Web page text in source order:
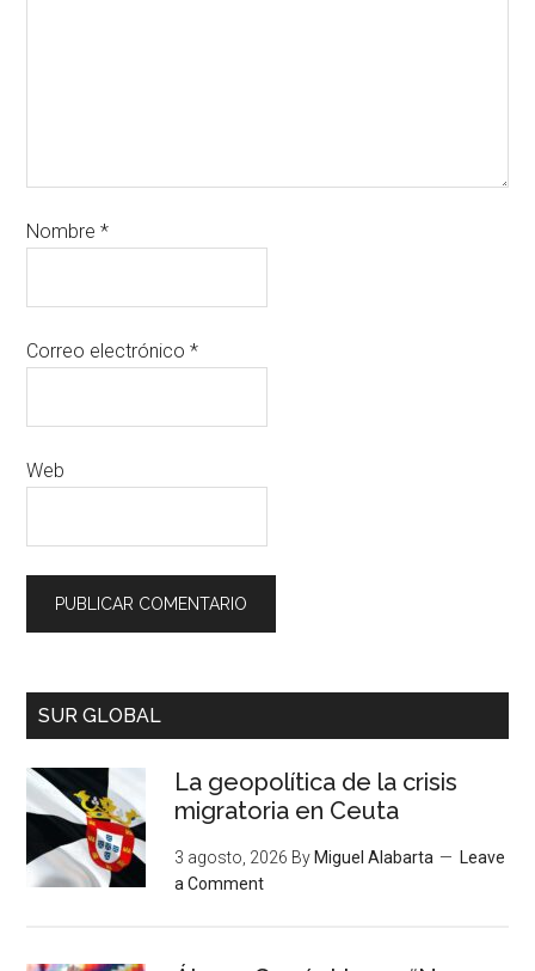
Nombre*
Correo electrónico*
Web
SUR GLOBAL
La geopolítica de la crisis
migratoria en Ceuta
3 agosto, 2026 By Miguel Alabarta
Leave
a Comment